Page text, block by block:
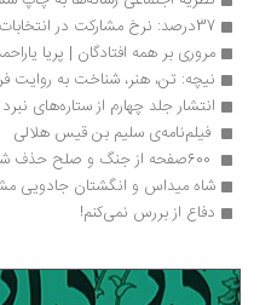
مروری بر همه‌ افتادگان | پریا یاراحمدی
نیچه: تن، هنر، شناخت به روایت فردریکا
انتشار جلد چهارم از ستاره‌های نبرد هوایی
فیلم‌نامه‌ی سلیم‌ بن قیس هلالی
شاه میداس و انگشتان جادویی مشتری
دفاع از بررس نمی‌کنم!